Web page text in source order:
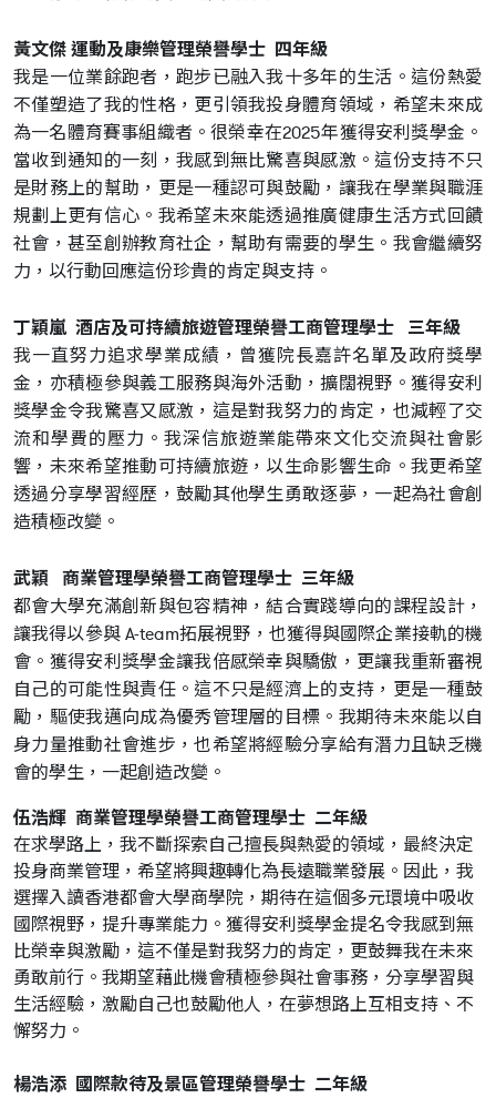
黃文傑 運動及康樂管理榮譽學士 四年級
我是一位業餘跑者，跑步已融入我十多年的生活。這份熱愛
不僅塑造了我的性格，更引領我投身體育領域，希望未來成
為一名體育賽事組織者。很榮幸在2025年獲得安利獎學金。
當收到通知的一刻，我感到無比驚喜與感激。這份支持不只
是財務上的幫助，更是一種認可與鼓勵，讓我在學業與職涯
規劃上更有信心。我希望未來能透過推廣健康生活方式回饋
社會，甚至創辦教育社企，幫助有需要的學生。我會繼續努
力，以行動回應這份珍貴的肯定與支持。
丁穎嵐 酒店及可持續旅遊管理榮譽工商管理學士 三年級
我一直努力追求學業成績，曾獲院長嘉許名單及政府獎學
金，亦積極參與義工服務與海外活動，擴闊視野。獲得安利
獎學金令我驚喜又感激，這是對我努力的肯定，也減輕了交
流和學費的壓力。我深信旅遊業能帶來文化交流與社會影
響，未來希望推動可持續旅遊，以生命影響生命。我更希望
透過分享學習經歷，鼓勵其他學生勇敢逐夢，一起為社會創
造積極改變。
武穎 商業管理學榮譽工商管理學士 三年級
都會大學充滿創新與包容精神，結合實踐導向的課程設計，
讓我得以參與 A-team拓展視野，也獲得與國際企業接軌的機
會。獲得安利獎學金讓我倍感榮幸與驕傲，更讓我重新審視
自己的可能性與責任。這不只是經濟上的支持，更是一種鼓
勵，驅使我邁向成為優秀管理層的目標。我期待未來能以自
身力量推動社會進步，也希望將經驗分享給有潛力且缺乏機
會的學生，一起創造改變。
伍浩輝 商業管理學榮譽工商管理學士 二年級
在求學路上，我不斷探索自己擅長與熱愛的領域，最終決定
投身商業管理，希望將興趣轉化為長遠職業發展。因此，我
選擇入讀香港都會大學商學院，期待在這個多元環境中吸收
國際視野，提升專業能力。獲得安利獎學金提名令我感到無
比榮幸與激勵，這不僅是對我努力的肯定，更鼓舞我在未來
勇敢前行。我期望藉此機會積極參與社會事務，分享學習與
生活經驗，激勵自己也鼓勵他人，在夢想路上互相支持、不
懈努力。
楊浩添 國際款待及景區管理榮譽學士 二年級